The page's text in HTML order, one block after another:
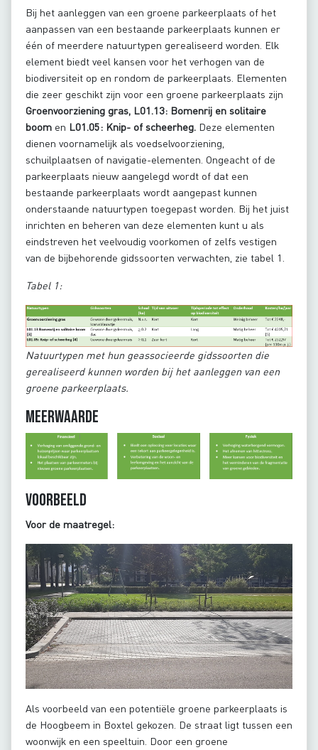
Bij het aanleggen van een groene parkeerplaats of het
aanpassen van een bestaande parkeerplaats kunnen er
één of meerdere natuurtypen gerealiseerd worden. Elk
element biedt veel kansen voor het verhogen van de
biodiversiteit op en rondom de parkeerplaats. Elementen
die zeer geschikt zijn voor een groene parkeerplaats zijn
Groenvoorziening gras, L01.13: Bomenrij en solitaire
boom en L01.05: Knip- of scheerheg. Deze elementen
dienen voornamelijk als voedselvoorziening,
schuilplaatsen of navigatie-elementen. Ongeacht of de
parkeerplaats nieuw aangelegd wordt of dat een
bestaande parkeerplaats wordt aangepast kunnen
onderstaande natuurtypen toegepast worden. Bij het juist
inrichten en beheren van deze elementen kunt u als
eindstreven het veelvoudig voorkomen of zelfs vestigen
van de bijbehorende gidssoorten verwachten, zie tabel 1.
Tabel 1:
Natuurtypen met hun geassocieerde gidssoorten die
gerealiseerd kunnen worden bij het aanleggen van een
groene parkeerplaats.
Meerwaarde
Voorbeeld
Voor de maatregel:
Als voorbeeld van een potentiële groene parkeerplaats is
de Hoogbeem in Boxtel gekozen. De straat ligt tussen een
woonwijk en een speeltuin. Door een groene